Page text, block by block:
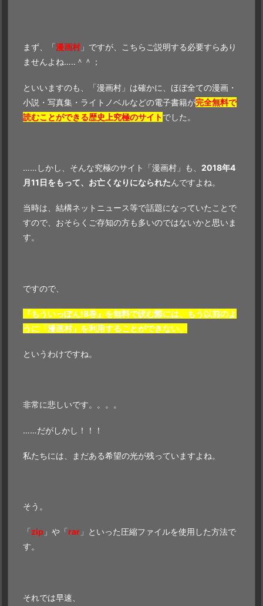
まず、「 漫画村」ですが、こちらご説明する必要すらあり
ませんよね…..＾＾；
といいますのも、「漫画村」は確かに、ほぼ全ての漫画・
小説・写真集・ライトノベルなどの電子書籍が完全無料で
読むことができる歴史上究極のサイトでした。
……しかし、そんな究極のサイト「漫画村」も、 2018年4
月11日をもって、お亡くなりになられたんですよね。
当時は、結構ネットニュース等で話題になっていたことで
すので、おそらくご存知の方も多いのではないかと思いま
す。
ですので、
『もういっぽん!8巻』を無料で読む際には、もう以前のよ
うに「漫画村」を利用することができない、
というわけですね。
非常に悲しいです。。。。
……だがしかし！！！
私たちには、まだある希望の光が残っていますよね。
そう。
「zip 」や「rar 」といった圧縮ファイルを使用した方法で
す。
それでは早速、